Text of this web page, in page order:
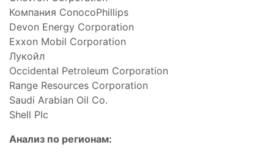
Компания ConocoPhillips
Devon Energy Corporation
Exxon Mobil Corporation
Лукойл
Occidental Petroleum Corporation
Range Resources Corporation
Saudi Arabian Oil Co.
Shell PIc
Анализ по регионам: